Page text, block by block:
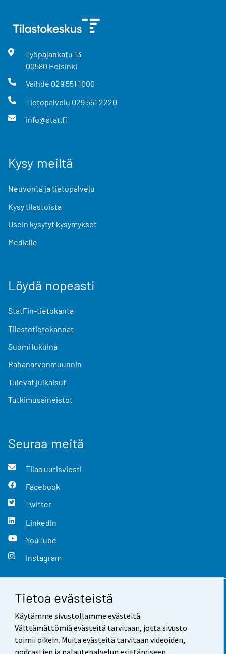
Tietoa evästeistä
Käytämme sivustollamme evästeitä.
Välttämättömiä evästeitä tarvitaan, jotta sivusto
toimii oikein. Muita evästeitä tarvitaan videoiden,
Työpajankatu 13
00580 Helsinki
Vaihde 029 551 1000
Tietopalvelu 029 551 2220
info@stat.fi
Kysy meiltä
Neuvonta ja tietopalvelu
Kysy tilastoista
Usein kysytyt kysymykset
Medialle
Löydä nopeasti
StatFin-tietokanta
Tilastotietokannat
Suomi lukuina
Rahanarvonmuunnin
Tulevat julkaisut
Tutkimusaineistot
Seuraa meitä
Tilaa uutisviesti
Facebook
Twitter
LinkedIn
YouTube
Instagram
Yhteystiedot
Palaute
Käyttöehdot